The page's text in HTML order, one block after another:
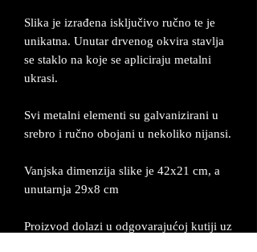
Slika je izrađena isključivo ručno te je
unikatna. Unutar drvenog okvira stavlja
se staklo na koje se apliciraju metalni
ukrasi.
Svi metalni elementi su galvanizirani u
srebro i ručno obojani u nekoliko nijansi.
Vanjska dimenzija slike je 42x21 cm, a
unutarnja 29x8 cm
Proizvod dolazi u odgovarajućoj kutiji uz